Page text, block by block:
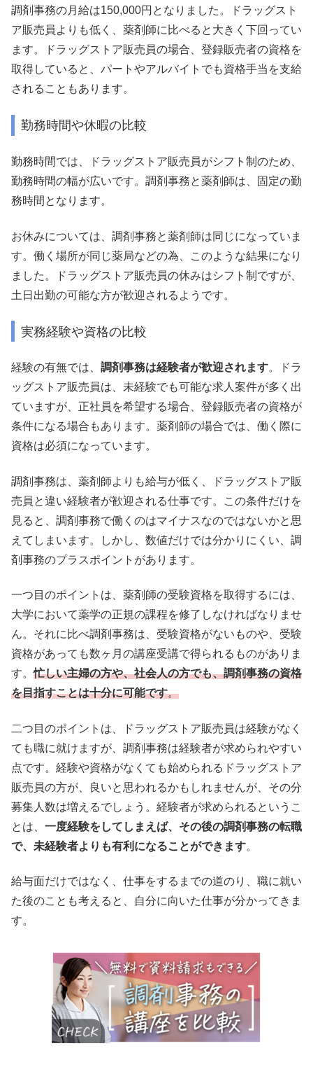
調剤事務の月給は150,000円となりました。ドラッグスト
ア販売員よりも低く、薬剤師に比べると大きく下回ってい
ます。ドラッグストア販売員の場合、登録販売者の資格を
取得していると、パートやアルバイトでも資格手当を支給
されることもあります。
勤務時間や休暇の比較
勤務時間では、ドラッグストア販売員がシフト制のため、
勤務時間の幅が広いです。調剤事務と薬剤師は、固定の勤
務時間となります。
お休みについては、調剤事務と薬剤師は同じになっていま
す。働く場所が同じ薬局などの為、このような結果になり
ました。ドラッグストア販売員の休みはシフト制ですが、
土日出勤の可能な方が歓迎されるようです。
実務経験や資格の比較
経験の有無では、 調剤事務は経験者が歓迎されます。ドラ
ッグストア販売員は、未経験でも可能な求人案件が多く出
ていますが、正社員を希望する場合、登録販売者の資格が
条件になる場合もあります。薬剤師の場合では、働く際に
資格は必須になっています。
調剤事務は、薬剤師よりも給与が低く、ドラッグストア販
売員と違い経験者が歓迎される仕事です。この条件だけを
見ると、調剤事務で働くのはマイナスなのではないかと思
えてしまいます。しかし、数値だけでは分かりにくい、調
剤事務のプラスポイントがあります。
一つ目のポイントは、薬剤師の受験資格を取得するには、
大学において薬学の正規の課程を修了しなければなりませ
ん。それに比べ調剤事務は、受験資格がないものや、受験
資格があっても数ヶ月の講座受講で得られるものがありま
す。忙しい主婦の方や、社会人の方でも、調剤事務の資格
を目指すことは十分に可能です。
二つ目のポイントは、ドラッグストア販売員は経験がなく
ても職に就けますが、調剤事務は経験者が求められやすい
点です。経験や資格がなくても始められるドラッグストア
販売員の方が、良いと思われるかもしれませんが、その分
募集人数は増えるでしょう。経験者が求められるというこ
とは、 一度経験をしてしまえば、その後の調剤事務の転職
で、未経験者よりも有利になることができます。
給与面だけではなく、仕事をするまでの道のり、職に就い
た後のことも考えると、自分に向いた仕事が分かってきま
す。